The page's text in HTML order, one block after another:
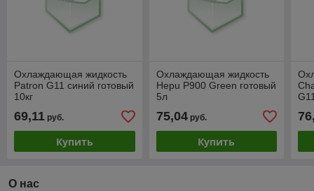
Охлаждающая жидкость
Patron G11 синий готовый
10кг
69,11 руб.
Купить
Охлаждающая жидкость
Hepu P900 Green готовый
5л
75,04руб.
Купить
О нас